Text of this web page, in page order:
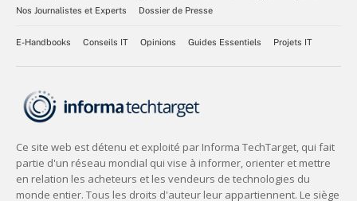
Nos Journalistes et Experts
Dossier de Presse
E-Handbooks Conseils IT Opinions Guides Essentiels Projets IT